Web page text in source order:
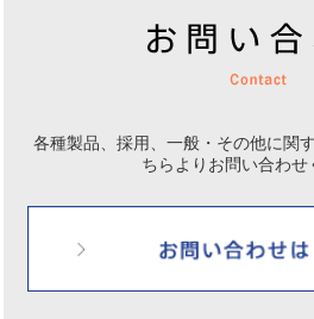
各種製品、採用、一般・その他に関
ちらよりお問い合わせ